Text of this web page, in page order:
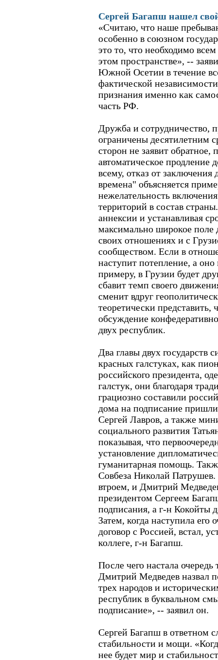
Сергей Багапш нашел
«Считаю, что наше
особенно в союзном
это то, что необходимо
этом пространстве», --
Южной Осетии в течение
фактической
признания именно как
часть РФ.
Дружба и сотрудничество,
ограничены десятилетним
сторон не заявит обратное,
автоматическое продление
всему, отказ от заключения
времена" объясняется
нежелательность
территорий в состав
аннексии и устанавливая
максимально широкое поле
своих отношениях и с
сообществом. Если в
наступит потепление, а
примеру, в Грузии будет
сбавит темп своего
сменит вдруг
теоретически представить,
обсуждение
двух республик.
Два главы двух
красных галстуках, как
российского президента,
галстук, они благодаря
грациозно составили
дома на подписание
Сергей Лавров, а также
социального развития
показывая, что
установление
гуманитарная помощь.
Совбеза Николай
втроем, и Дмитрий
президентом Сергеем
подписания, а г-н Кокойты
Затем, когда наступила его
договор с Россией, встал,
коллеге, г-н Багапш.
После чего настала
Дмитрий Медведев назвал
трех народов и
республик в буквальном
подписание», -- заявил он.
Сергей Багапш в ответном
стабильности и мощи.
нее будет мир и